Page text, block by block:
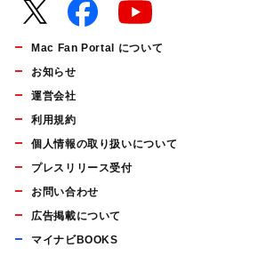
Mac Fan Portal について
お知らせ
運営会社
利用規約
個人情報の取り扱いについて
プレスリリース受付
お問い合わせ
広告掲載について
マイナビBOOKS